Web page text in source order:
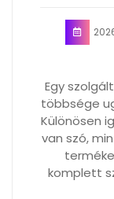
Egy
többsége
Különösen
van szó,
komplett